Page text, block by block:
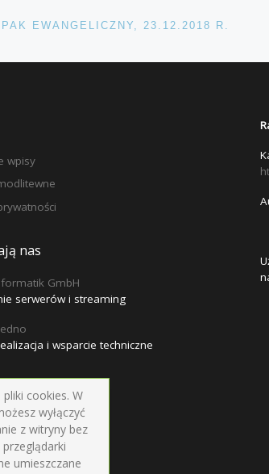
Wpisów
EWANGELICZNY, 23.12.2018 R.
wpisy
nas
GmbH
serwerów i streaming
i wsparcie techniczne
cookies. W
wyłączyć
z witryny bez
umieszczane